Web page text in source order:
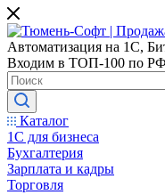
Автоматизация на 1С,
Входим в ТОП-100 по РФ
Каталог
1С для бизнеса
Бухгалтерия
Зарплата и кадры
Торговля